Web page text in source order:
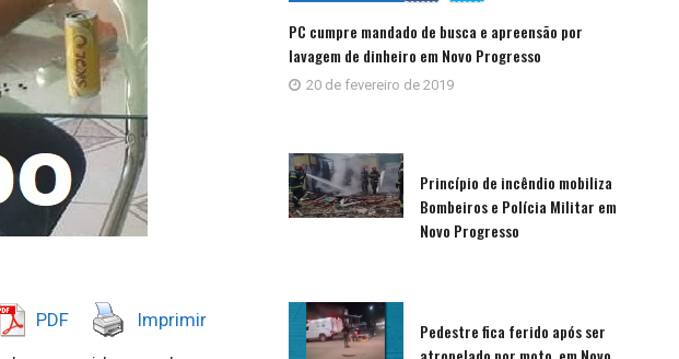
PDF Imprimir
PC cumpre mandado de busca e apreensão por
lavagem de dinheiro em Novo Progresso
20 de fevereiro de 2019
Princípio de incêndio mobiliza
Bombeiros e Polícia Militar em
Novo Progresso
Pedestre fica ferido após ser